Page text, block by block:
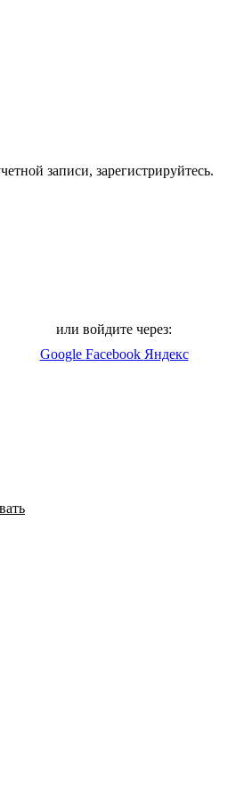
записи, зарегистрируйтесь.
или войдите через:
Google Facebook Яндекс